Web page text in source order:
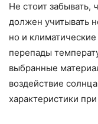
Не стоит забывать,
должен учитывать
но и
перепады
выбранные
воздействие
характеристики